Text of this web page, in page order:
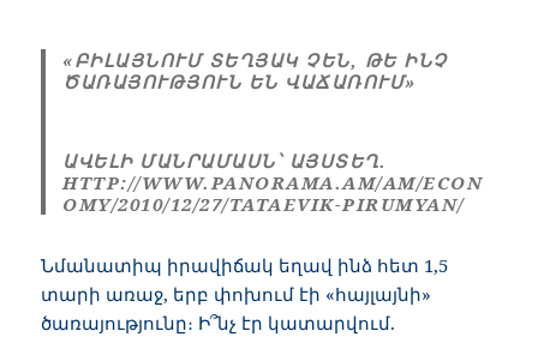
«ԲԻԼԱՅՆՈՒՄ ՏԵՂՅԱԿ ՉԵՆ, ԹԵ ԻՆՉ
ԾԱՌԱՅՈՒԹՅՈՒՆ ԵՆ ՎԱՃԱՌՈՒՄ»
ԱՎԵԼԻ ՄԱՆՐԱՄԱՍՆ՝ ԱՅՍՏԵՂ.
HTTP://WWW.PANORAMA.AM/AM/ECON
OMY/2010/12/27/TATAEVIK-PIRUMYAN/
Նմանատիպ իրավիճակ եղավ ինձ հետ 1,5
տարի առաջ, երբ փոխում էի «հայլայնի»
ծառայությունը։ Ի՞նչ էր կատարվում.